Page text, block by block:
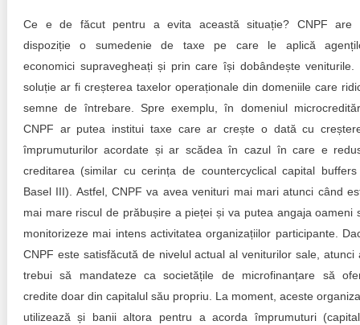
Ce e de făcut pentru a evita această situație? CNPF are
dispoziție o sumedenie de taxe pe care le aplică
economici supravegheați și prin care își dobândește veniturile.
soluție ar fi creșterea taxelor operaționale din domeniile care
semne de întrebare. Spre exemplu, în domeniul
CNPF ar putea institui taxe care ar crește o dată cu
împrumuturilor acordate și ar scădea în cazul în care e
creditarea (similar cu cerința de countercyclical capital
Basel III). Astfel, CNPF va avea venituri mai mari atunci când
mai mare riscul de prăbușire a pieței și va putea angaja oameni
monitorizeze mai intens activitatea organizațiilor participante.
CNPF este satisfăcută de nivelul actual al veniturilor sale, atunci
trebui să mandateze ca societățile de microfinanțare să
credite doar din capitalul său propriu. La moment, aceste
utilizează și banii altora pentru a acorda împrumuturi